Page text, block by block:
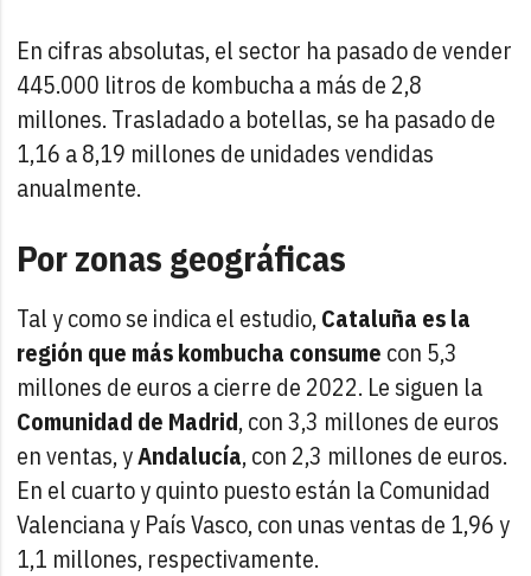
En cifras absolutas, el sector ha pasado de vender
445.000 litros de kombucha a más de 2,8
millones. Trasladado a botellas, se ha pasado de
1,16 a 8,19 millones de unidades vendidas
anualmente.
Por zonas geográficas
Tal y como se indica el estudio,Cataluña es la
región que más kombucha consume con 5,3
millones de euros a cierre de 2022. Le siguen la
Comunidad de Madrid, con 3,3 millones de euros
en ventas, yAndalucía, con 2,3 millones de euros.
En el cuarto y quinto puesto están la Comunidad
Valenciana y País Vasco, con unas ventas de 1,96 y
1,1 millones, respectivamente.